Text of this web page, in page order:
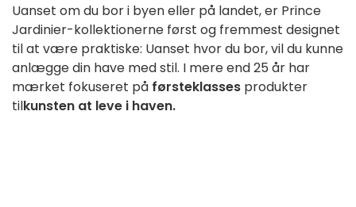
Uanset om du bor i byen eller på landet, er Prince
Jardinier-kollektionerne først og fremmest designet
til at være praktiske: Uanset hvor du bor, vil du kunne
anlægge din have med stil. I mere end 25 år har
mærket fokuseret på førsteklasses produkter
tilkunsten at leve i haven.